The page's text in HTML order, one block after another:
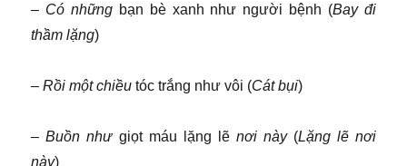
– Có những bạn bè xanh như người bệnh (Bay đi
thầm lặng)
–Rồi một chiềutóc trắng như vôi (Cát bụi)
–Buồn như giọt máu lặng lẽnơi này(Lặng lẽ nơi
này)